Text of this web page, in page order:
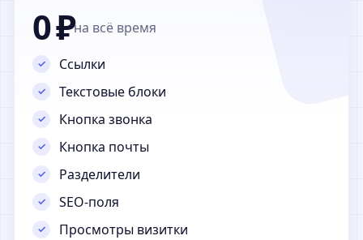
0 ₽на всё время
Ссылки
Текстовые блоки
Кнопка звонка
Кнопка почты
Разделители
SEO-поля
Просмотры визитки